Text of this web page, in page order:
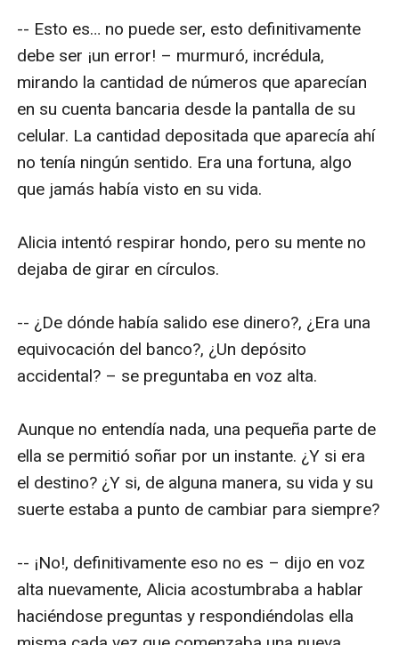
-- Esto es… no puede ser, esto definitivamente
debe ser ¡un error! – murmuró, incrédula,
mirando la cantidad de números que aparecían
en su cuenta bancaria desde la pantalla de su
celular. La cantidad depositada que aparecía ahí
no tenía ningún sentido. Era una fortuna, algo
que jamás había visto en su vida.
Alicia intentó respirar hondo, pero su mente no
dejaba de girar en círculos.
-- ¿De dónde había salido ese dinero?, ¿Era una
equivocación del banco?, ¿Un depósito
accidental? – se preguntaba en voz alta.
Aunque no entendía nada, una pequeña parte de
ella se permitió soñar por un instante. ¿Y si era
el destino? ¿Y si, de alguna manera, su vida y su
suerte estaba a punto de cambiar para siempre?
-- ¡No!, definitivamente eso no es – dijo en voz
alta nuevamente, Alicia acostumbraba a hablar
haciéndose preguntas y respondiéndolas ella